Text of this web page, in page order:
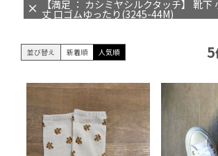
【満足 ： カシミヤシルクタッチ】 靴下
丈 口ゴムゆったり(3245-44M)
並び替え 新着順 人気順 5